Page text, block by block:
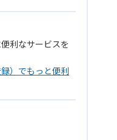
利なサービスを
）でもっと便利